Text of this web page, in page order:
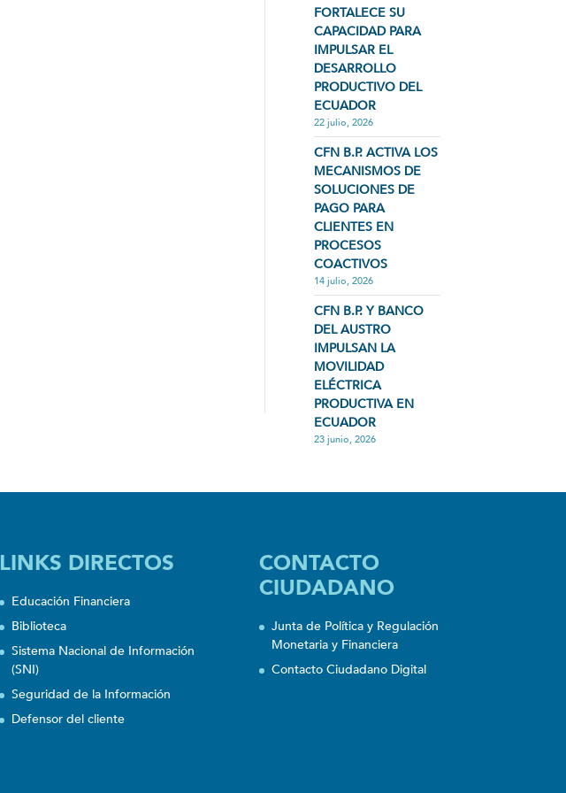
FORTALECE SU
CAPACIDAD PARA
IMPULSAR EL
DESARROLLO
PRODUCTIVO DEL
ECUADOR
22 julio, 2026
CFN B.P. ACTIVA LOS
MECANISMOS DE
SOLUCIONES DE
PAGO PARA
CLIENTES EN
PROCESOS
COACTIVOS
14 julio, 2026
CFN B.P. Y BANCO
DEL AUSTRO
IMPULSAN LA
MOVILIDAD
ELÉCTRICA
PRODUCTIVA EN
ECUADOR
23 junio, 2026
LINKS DIRECTOS
Educación Financiera
Biblioteca
Sistema Nacional de Información
(SNI)
Seguridad de la Información
Defensor del cliente
CONTACTO
CIUDADANO
Junta de Política y Regulación
Monetaria y Financiera
Contacto Ciudadano Digital